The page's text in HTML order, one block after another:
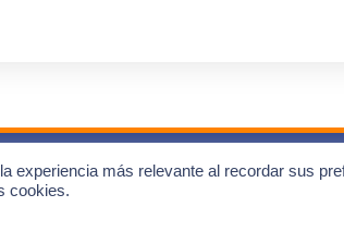
a la comunidad de
experiencia más relevante al recordar sus
cookies.